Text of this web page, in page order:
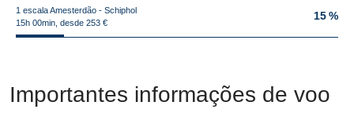
1 escala Amesterdão - Schiphol
15h 00min, desde 253 €
15 %
Importantes informações de voo